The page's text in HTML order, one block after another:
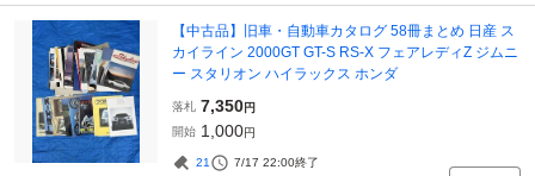
【中古品】旧車・自動車カタログ 58冊まとめ 日産 ス
カイライン 2000GT GT-S RS-X フェアレディZ ジムニ
ー スタリオン ハイラックス ホンダ
落札 7,350円
開始 1,000円
21 7/17 22:00終了